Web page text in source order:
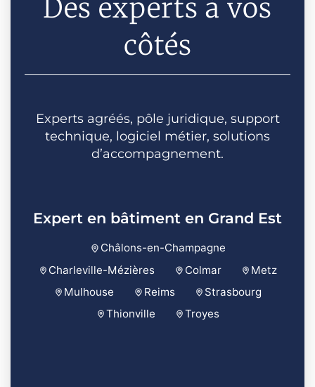
Des experts à vos
côtés
Experts agréés, pôle juridique, support
technique, logiciel métier, solutions
d’accompagnement.
Expert en bâtiment en Grand Est
Châlons-en-Champagne
Charleville-Mézières
Colmar
Metz
Mulhouse
Reims
Strasbourg
Thionville
Troyes